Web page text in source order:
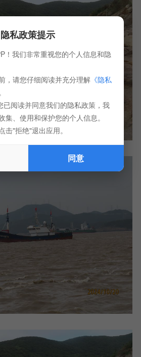
隐私政策提示
！我们非常重视您的个人信息和隐
，请您仔细阅读并充分理解《隐私
已阅读并同意我们的隐私政策，我
集、使用和保护您的个人信息。
击"拒绝"退出应用。
同意